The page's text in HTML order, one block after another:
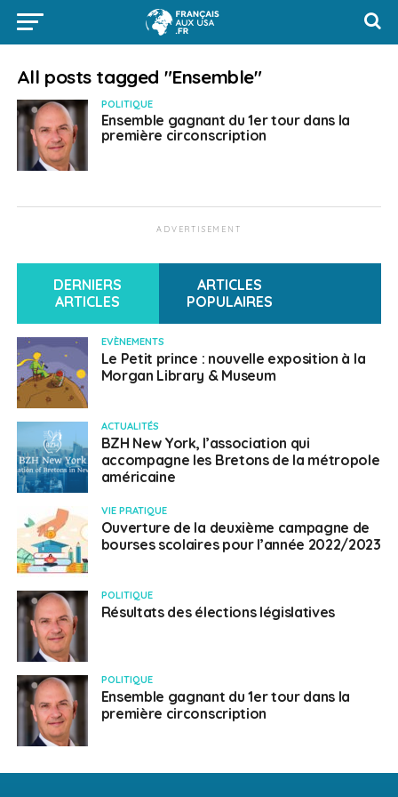
All posts tagged "Ensemble"
POLITIQUE
Ensemble gagnant du 1er tour dans la
première circonscription
ADVERTISEMENT
DERNIERS
ARTICLES
ARTICLES
POPULAIRES
EVÈNEMENTS
Le Petit prince : nouvelle exposition à la
Morgan Library & Museum
ACTUALITÉS
BZH New York, l’association qui
accompagne les Bretons de la métropole
américaine
VIE PRATIQUE
Ouverture de la deuxième campagne de
bourses scolaires pour l’année 2022/2023
POLITIQUE
Résultats des élections législatives
POLITIQUE
Ensemble gagnant du 1er tour dans la
première circonscription